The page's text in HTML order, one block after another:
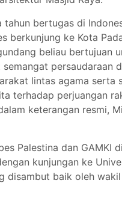
tahun bertugas di
berkunjung ke Kota
beliau bertujuan
semangat persaudaraan
lintas agama serta
terhadap perjuangan
keterangan resmi,
Palestina dan GAMKI
kunjungan ke
disambut baik oleh